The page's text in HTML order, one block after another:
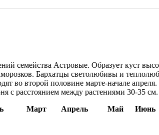
семейства Астровые. Образует куст
Бархатцы светолюбивы и
во второй половине марте-начале
с расстоянием между растениями 30-35
Март Апрель Май Июнь